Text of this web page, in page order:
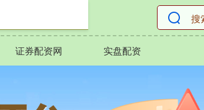
证券配资网 实盘配资